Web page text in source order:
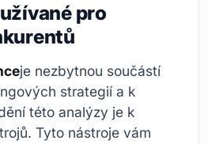
pro
je nezbytnou součástí
strategií a k
této analýzy je k
Tyto nástroje vám